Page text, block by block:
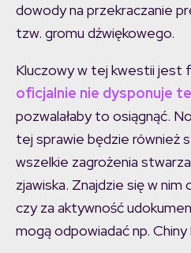
dowody na przekraczanie
tzw. gromu dźwiękowego.
Kluczowy w tej kwestii jest
oficjalnie nie dysponuje
pozwalałaby to osiągnąć.
tej sprawie będzie również
wszelkie zagrożenia
zjawiska. Znajdzie się w
czy za aktywność
mogą odpowiadać np. Chiny